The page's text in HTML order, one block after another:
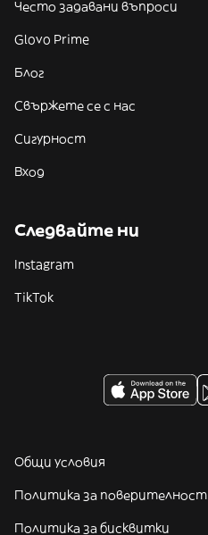
Често задавани въпроси
Glovo Prime
Блог
Свържете се с нас
Сигурност
Вход
Следвайте ни
Instagram
TikTok
Общи условия
Политика за поверителност
Политика за бисквитки